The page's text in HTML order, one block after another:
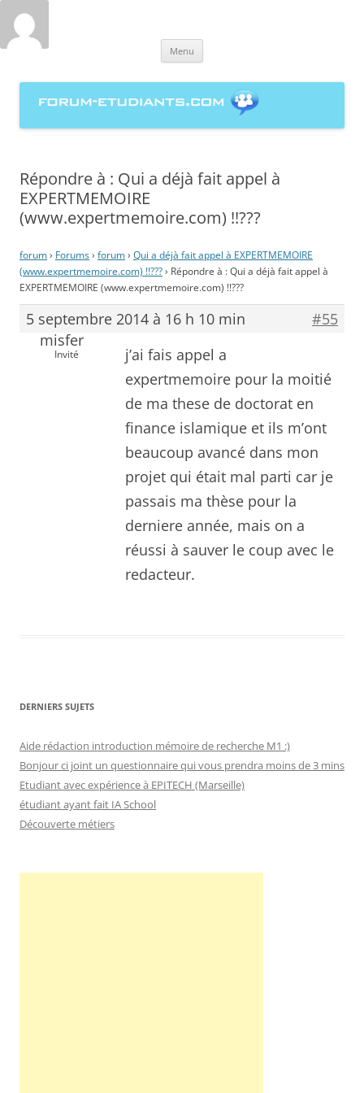
étudiante à la rédaction de
mémoires
Menu
Répondre à : Qui a déjà fait appel à
EXPERTMEMOIRE
(www.expertmemoire.com) !!???
forum› Forums› forum› Qui a déjà fait appel à EXPERTMEMOIRE
(www.expertmemoire.com) !!???› Répondre à : Qui a déjà fait appel à
EXPERTMEMOIRE (www.expertmemoire.com) !!???
5 septembre 2014 à 16 h 10 min
#55
misfer
Invité
j’ai fais appel a
expertmemoire pour la moitié
de ma these de doctorat en
finance islamique et ils m’ont
beaucoup avancé dans mon
projet qui était mal parti car je
passais ma thèse pour la
derniere année, mais on a
réussi à sauver le coup avec le
redacteur.
DERNIERS SUJETS
Aide rédaction introduction mémoire de recherche M1 :)
Bonjour ci joint un questionnaire qui vous prendra moins de 3 mins
Etudiant avec expérience à EPITECH (Marseille)
étudiant ayant fait IA School
Découverte métiers